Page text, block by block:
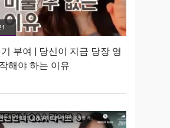
부여 | 당신이 지금 당장 영
해야 하는 이유